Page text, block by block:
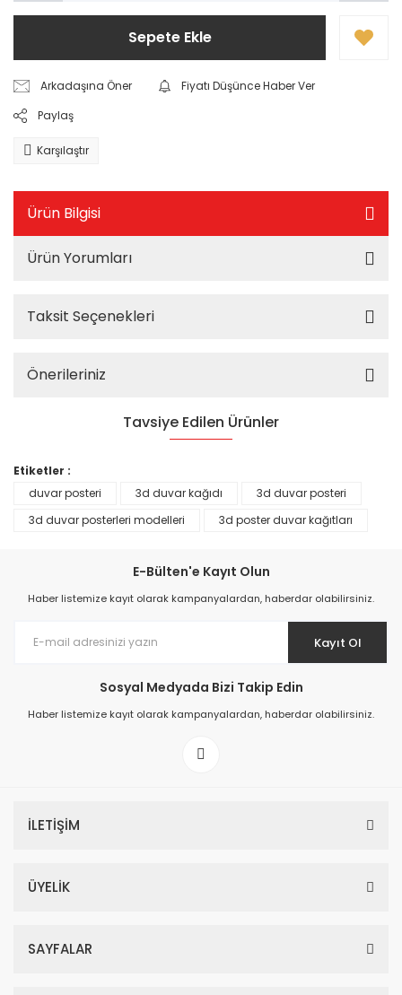
Sepete Ekle
Arkadaşına Öner
Fiyatı Düşünce Haber Ver
Paylaş
Karşılaştır
Ürün Bilgisi
Ürün Yorumları
Taksit Seçenekleri
Önerileriniz
Tavsiye Edilen Ürünler
Etiketler :
duvar posteri
3d duvar kağıdı
3d duvar posteri
3d duvar posterleri modelleri
3d poster duvar kağıtları
E-Bülten'e Kayıt Olun
Haber listemize kayıt olarak kampanyalardan, haberdar olabilirsiniz.
Kayıt Ol
Sosyal Medyada Bizi Takip Edin
Haber listemize kayıt olarak kampanyalardan, haberdar olabilirsiniz.
İLETİŞİM
ÜYELİK
SAYFALAR